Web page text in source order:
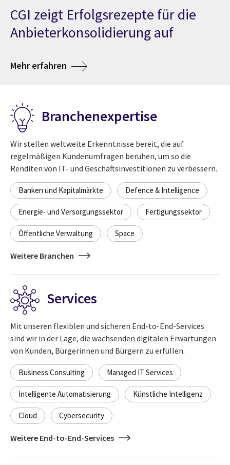
Wir unterstützen Unternehmen
und Organisationen dabei, auch im
bleiben.
Erfahren Sie mehr
Der PAC-RADAR 2026 würdigt uns
mit der höchsten Auszeichnung.
Erfahren Sie mehr über unsere Bewertung
CGI zeigt Erfolgsrezepte für die
Anbieterkonsolidierung auf
Mehr erfahren über Mehr Effizienz im Einkauf
Kommunikationslösung
für die NATO
Projekt HERMES unterstützt die durchgängige
Führungsfähigkeit des internationalen
Lesen Sie unsere Pressemeldungüber CGI liefert
Erfahren Sie mehr über unsere Auszeichnung
Branchenexpertise
Wir stellen weltweite Erkenntnisse bereit, die auf
regelmäßigen Kundenumfragen beruhen, um so die
Renditen von IT- und Geschäftsinvestitionen zu verbessern.
Banken und Kapitalmärkte Defence & Intelligence
Energie- und Versorgungssektor Fertigungssektor
Öffentliche Verwaltung Space
Weitere Branchen
Services
Mit unseren flexiblen und sicheren End-to-End-Services
sind wir in der Lage, die wachsenden digitalen Erwartungen
von Kunden, Bürgerinnen und Bürgern zu erfüllen.
Business Consulting Managed IT Services
Intelligente Automatisierung Künstliche Intelligenz
Cloud Cybersecurity
Weitere End-to-End-Services